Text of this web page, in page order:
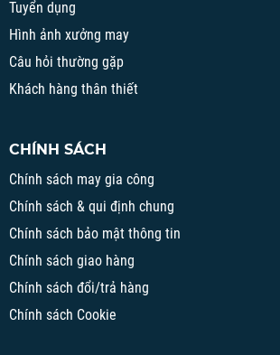
Tuyển dụng
Hình ảnh xưởng may
Câu hỏi thường gặp
Khách hàng thân thiết
CHÍNH SÁCH
Chính sách may gia công
Chính sách & qui định chung
Chính sách bảo mật thông tin
Chính sách giao hàng
Chính sách đổi/trả hàng
Chính sách Cookie